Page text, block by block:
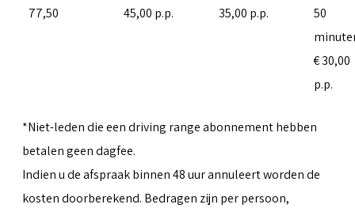
77,50
45,00 p.p.
35,00 p.p.
50
€ 30,00
p.p.
*Niet-leden die een driving range abonnement hebben
betalen geen dagfee.
Indien u de afspraak binnen 48 uur annuleert worden de
kosten doorberekend. Bedragen zijn per persoon,